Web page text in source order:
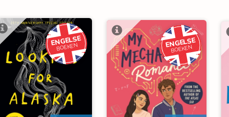
ENGELSE
BOEKEN ENGELSE
BOEKEN